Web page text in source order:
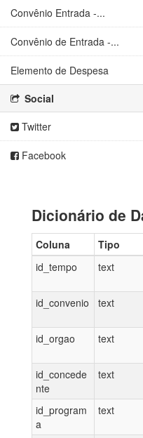
Convênio Entrada -...
Convênio de Entrada -...
Elemento de Despesa
Social
Twitter
Facebook
Dicionário de
Coluna Tipo
id_tempo
text
id_convenio
text
id_orgao
text
id_concede
nte
text
id_program
a
text